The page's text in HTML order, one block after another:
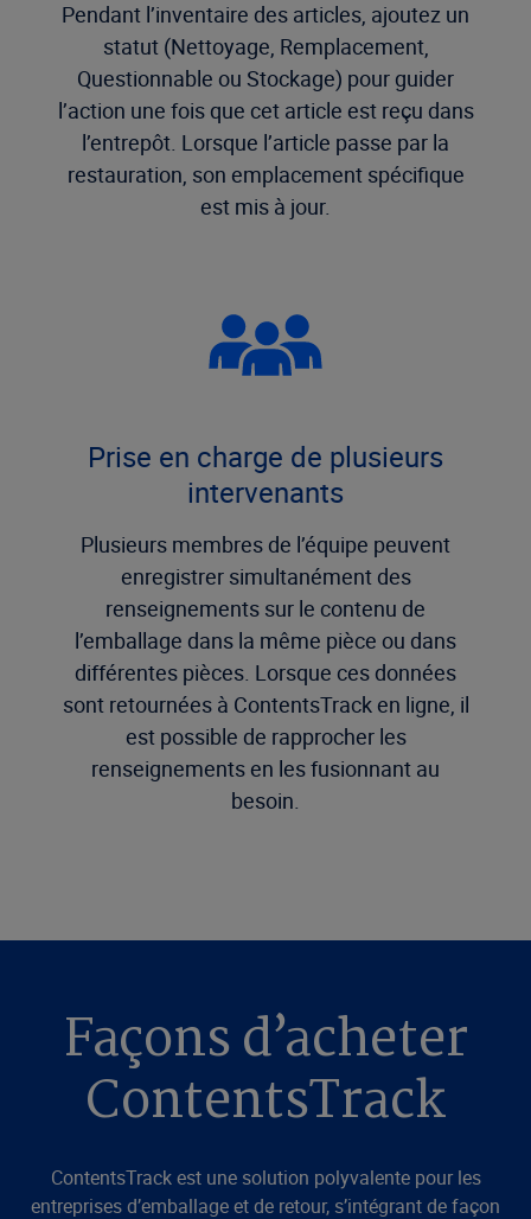
Pendant l’inventaire des articles, ajoutez un
statut (Nettoyage, Remplacement,
Questionnable ou Stockage) pour guider
l’action une fois que cet article est reçu dans
l’entrepôt. Lorsque l’article passe par la
restauration, son emplacement spécifique
est mis à jour.
Prise en charge de plusieurs
intervenants
Plusieurs membres de l’équipe peuvent
enregistrer simultanément des
renseignements sur le contenu de
l’emballage dans la même pièce ou dans
différentes pièces. Lorsque ces données
sont retournées à ContentsTrack en ligne, il
est possible de rapprocher les
renseignements en les fusionnant au
besoin.
Façons d’acheter
ContentsTrack
ContentsTrack est une solution polyvalente pour les
entreprises d’emballage et de retour, s’intégrant de façon